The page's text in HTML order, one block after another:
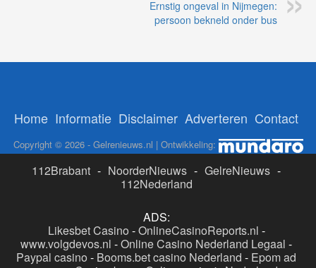
Volgende
Disclaimer Adverteren
Copyright © 2026 - Gelrenieuws.nl | Ontwikkeling:
112Brabant - NoorderNieuws - GelreNieuws -
112Nederland